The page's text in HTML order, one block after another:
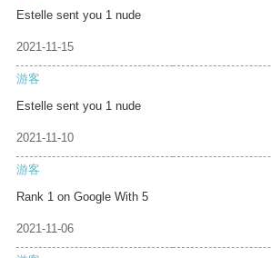
Estelle sent you 1 nude
2021-11-15
游客
Estelle sent you 1 nude
2021-11-10
游客
Rank 1 on Google With 5
2021-11-06